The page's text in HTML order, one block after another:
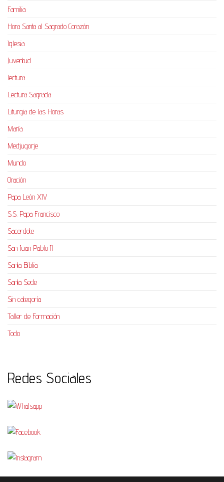
Familia
Hora Santa al Sagrado Corazón
Iglesia
Juventud
lectura
Lectura Sagrada
Liturgia de las Horas
María
Medjugorje
Mundo
Oración
Papa León XIV
S.S. Papa Francisco
Sacerdote
San Juan Pablo II
Santa Biblia
Santa Sede
Sin categoría
Taller de Formación
Todo
Redes Sociales